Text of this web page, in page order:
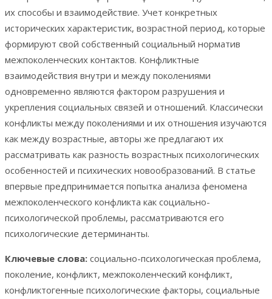
их способы и взаимодействие. Учет конкретных
исторических характеристик, возрастной период, которые
формируют свой собственный социальный норматив
межпоколенческих контактов. Конфликтные
взаимодействия внутри и между поколениями
одновременно являются фактором разрушения и
укрепления социальных связей и отношений. Классически
конфликты между поколениями и их отношения изучаются
как между возрастные, авторы же предлагают их
рассматривать как разность возрастных психологических
особенностей и психических новообразований. В статье
впервые предпринимается попытка анализа феномена
межпоколенческого конфликта как социально-
психологической проблемы, рассматриваются его
психологические детерминанты.
Ключевые слова: социально-психологическая проблема,
поколение, конфликт, межпоколенческий конфликт,
конфликтогенные психологические факторы, социальные